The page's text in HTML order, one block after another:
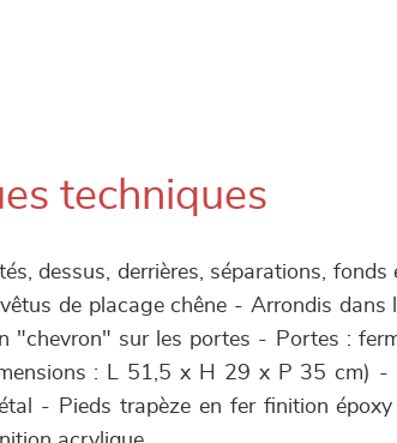
techniques
dessus, derrières, séparations, fonds
de placage chêne - Arrondis dans
"chevron" sur les portes - Portes :
: L 51,5 x H 29 x P 35 cm) -
- Pieds trapèze en fer finition